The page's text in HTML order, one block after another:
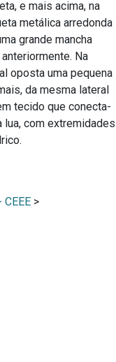
e mais acima, na
metálica arredonda
grande mancha
Na
oposta uma pequena
da mesma lateral
tecido que conecta-
com extremidades
>